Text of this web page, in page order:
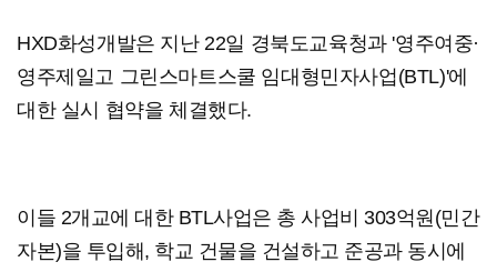
HXD화성개발은 지난 22일 경북도교육청과 '영주여중·
영주제일고 그린스마트스쿨 임대형민자사업(BTL)'에
대한 실시 협약을 체결했다.
이들 2개교에 대한 BTL사업은 총 사업비 303억원(민간
자본)을 투입해, 학교 건물을 건설하고 준공과 동시에